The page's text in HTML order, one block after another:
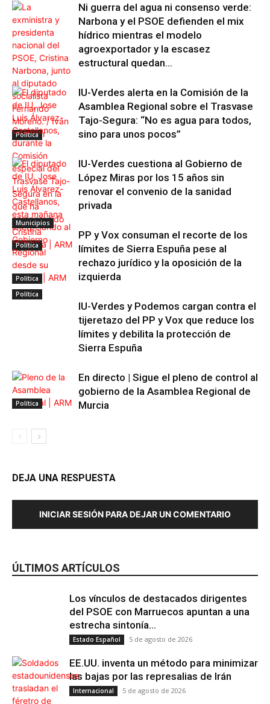
Política
Ni guerra del agua ni consenso verde:
Narbona y el PSOE defienden el mix
hídrico mientras el modelo
agroexportador y la escasez
estructural quedan...
Política
IU-Verdes alerta en la Comisión de la
Asamblea Regional sobre el Trasvase
Tajo-Segura: “No es agua para todos,
sino para unos pocos”
Política
IU-Verdes cuestiona al Gobierno de
López Miras por los 15 años sin
renovar el convenio de la sanidad
privada
Municipios
PP y Vox consuman el recorte de los
límites de Sierra Espuña pese al
rechazo jurídico y la oposición de la
izquierda
Política
IU-Verdes y Podemos cargan contra el
tijeretazo del PP y Vox que reduce los
límites y debilita la protección de
Sierra Espuña
Política
En directo | Sigue el pleno de control al
gobierno de la Asamblea Regional de
Murcia
DEJA UNA RESPUESTA
INICIAR SESIÓN PARA DEJAR UN COMENTARIO
ÚLTIMOS ARTÍCULOS
Los vínculos de destacados dirigentes
del PSOE con Marruecos apuntan a una
estrecha sintonía...
Estado Español 5 de agosto de 2026
EE.UU. inventa un método para minimizar
las bajas por las represalias de Irán
Internacional 5 de agosto de 2026